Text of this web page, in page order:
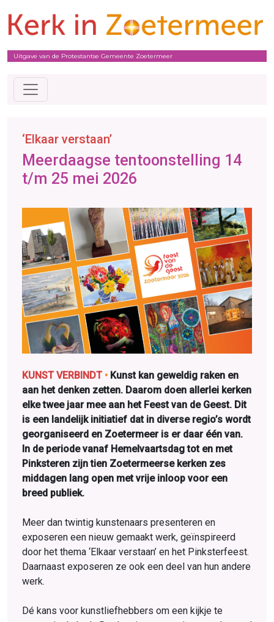
Uitgave van de Protestantse Gemeente Zoetermeer
‘Elkaar verstaan’
Meerdaagse tentoonstelling 14
t/m 25 mei 2026
KUNST VERBINDT • Kunst kan geweldig raken en
aan het denken zetten. Daarom doen allerlei kerken
elke twee jaar mee aan het Feest van de Geest. Dit
is een landelijk initiatief dat in diverse regio’s wordt
georganiseerd en Zoetermeer is er daar één van.
In de periode vanaf Hemelvaartsdag tot en met
Pinksteren zijn tien Zoetermeerse kerken zes
middagen lang open met vrije inloop voor een
breed publiek.
Meer dan twintig kunstenaars presenteren en
exposeren een nieuw gemaakt werk, geïnspireerd
door het thema ‘Elkaar verstaan’ en het Pinksterfeest.
Daarnaast exposeren ze ook een deel van hun andere
werk.
Dé kans voor kunstliefhebbers om een kijkje te